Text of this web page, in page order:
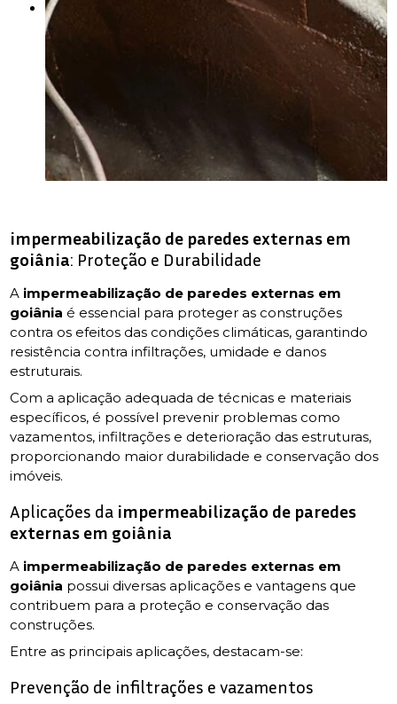
impermeabilização de paredes externas em
goiânia: Proteção e Durabilidade
A impermeabilização de paredes externas em
goiânia é essencial para proteger as construções
contra os efeitos das condições climáticas, garantindo
resistência contra infiltrações, umidade e danos
estruturais.
Com a aplicação adequada de técnicas e materiais
específicos, é possível prevenir problemas como
vazamentos, infiltrações e deterioração das estruturas,
proporcionando maior durabilidade e conservação dos
imóveis.
Aplicações da impermeabilização de paredes
externas em goiânia
A impermeabilização de paredes externas em
goiânia possui diversas aplicações e vantagens que
contribuem para a proteção e conservação das
construções.
Entre as principais aplicações, destacam-se:
Prevenção de infiltrações e vazamentos